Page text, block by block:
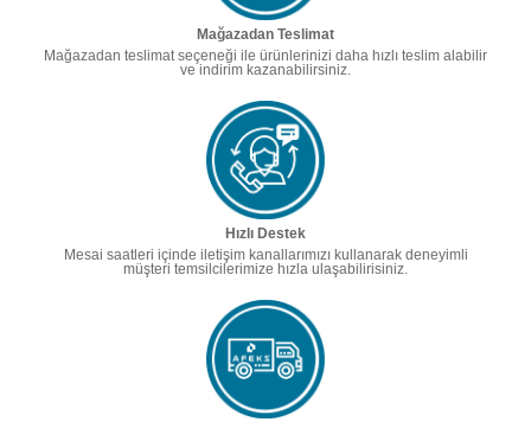
Mağazadan Teslimat
Mağazadan teslimat seçeneği ile ürünlerinizi daha hızlı teslim alabilir
ve indirim kazanabilirsiniz.
Hızlı Destek
Mesai saatleri içinde iletişim kanallarımızı kullanarak deneyimli
müşteri temsilcilerimize hızla ulaşabilirisiniz.